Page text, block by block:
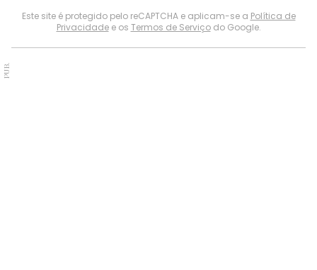
Este site é protegido pelo reCAPTCHA e aplicam-se a Política de
Privacidadee os Termos de Serviçodo Google.
PUB.